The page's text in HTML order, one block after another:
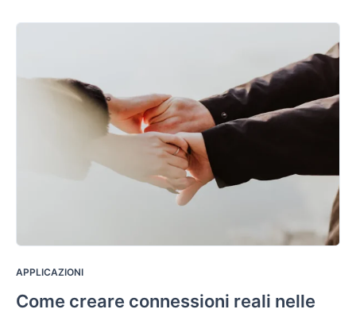
APPLICAZIONI
Come creare connessioni reali nelle